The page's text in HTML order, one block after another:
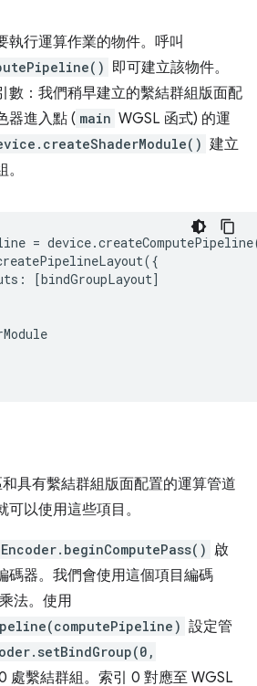
執行運算作業的物件。呼叫
即可建立該物件。
數：我們稍早建立的繫結群組版面配
器進入點 ( main WGSL 函式) 的運
建立
= device.createComputePipeline
({
: [bindGroupLayout]
具有繫結群組版面配置的運算管道
以使用這些項目。
啟
碼器。我們會使用這個項目編碼
法。使用
設定管
處繫結群組。索引 0 對應至 WGSL